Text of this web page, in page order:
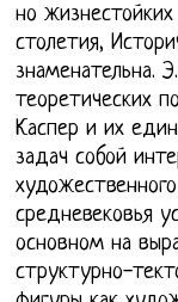
но
столетия,
знаменательна.
теоретических
Каспер и их
задач собой
средневековья
основном на
структурно-